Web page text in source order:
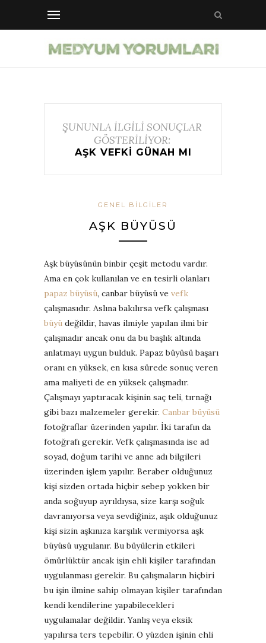
ŞUNUNLA İLGİLİ SONUÇLAR
GÖSTERİLİYOR:
AŞK VEFKI GÜNAH MI
GENEL BILGILER
AŞK BÜYÜSÜ
Aşk büyüsünün binbir çeşit metodu vardır.
Ama en çok kullanılan ve en tesirli olanları
papaz büyüsü, canbar büyüsü ve vefk
çalışmasıdır. Aslına bakılırsa vefk çalışması
büyü değildir, havas ilmiyle yapılan ilmi bir
çalışmadır ancak onu da bu başlık altında
anlatmayı uygun bulduk. Papaz büyüsü başarı
oranı en yüksek, en kısa sürede sonuç veren
ama maliyeti de en yüksek çalışmadır.
Çalışmayı yaptıracak kişinin saç teli, tırnağı
gibi bazı malzemeler gerekir. Canbar büyüsü
fotoğraflar üzerinden yapılır. İki tarafın da
fotoğrafı gerekir. Vefk çalışmasında ise ad
soyad, doğum tarihi ve anne adı bilgileri
üzerinden işlem yapılır. Beraber olduğunuz
kişi sizden ortada hiçbir sebep yokken bir
anda soğuyup ayrıldıysa, size karşı soğuk
davranıyorsa veya sevdiğiniz, aşık olduğunuz
kişi sizin aşkınıza karşılık vermiyorsa aşk
büyüsü uygulanır. Bu büyülerin etkileri
ömürlüktür ancak işin ehli kişiler tarafından
uygulanması gerekir. Bu çalışmaların hiçbiri
bu işin ilmine sahip olmayan kişiler tarafından
kendi kendilerine yapabilecekleri
uygulamalar değildir. Yanlış veya eksik
yapılırsa ters tepebilir. O yüzden işinin ehli